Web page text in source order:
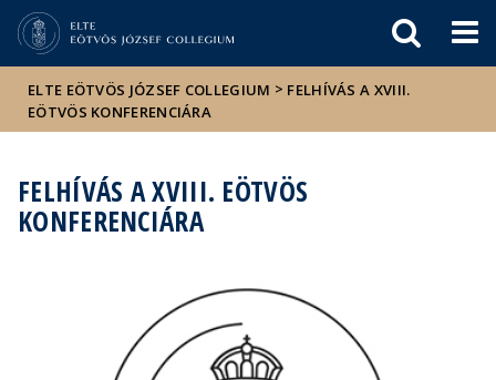
sajtóban
ELTE EÖTVÖS JÓZSEF COLLEGIUM > FELHÍVÁS A XVIII.
EÖTVÖS KONFERENCIÁRA
FELHÍVÁS A XVIII. EÖTVÖS
KONFERENCIÁRA